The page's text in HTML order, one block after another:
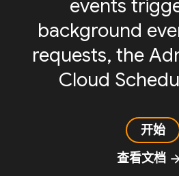
events
background
requests, the
Cloud
开始
查看文档